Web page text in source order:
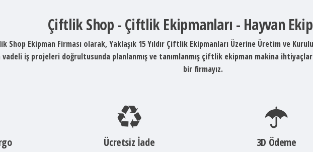
Çiftlik Shop - Çiftlik Ekipmanları - Hayvan
Shop Ekipman Firması olarak, Yaklaşık 15 Yıldır Çiftlik Ekipmanları Üzerine Üretim ve
vadeli iş projeleri doğrultusunda planlanmış ve tanımlanmış çiftlik ekipman makina
bir firmayız.
Ücretsiz İade 3D Ödeme